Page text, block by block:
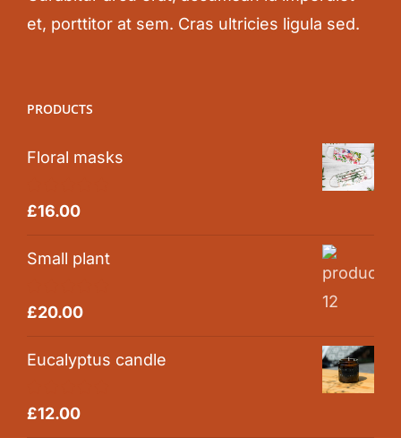
et, porttitor at sem. Cras ultricies ligula sed.
PRODUCTS
Floral masks
Rated5.00
£16.00
Small plant
Rated5.00
£20.00
Eucalyptus candle
Rated5.00
£12.00